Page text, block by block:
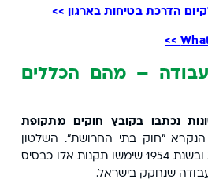
הדרכת בטיחות בארגון >>
– מהם הכללים
נכתבו בקובץ חוקים מתקופת
"חוק בתי החרושת". השלטון
הבריטי אימץ את התקנות ובשנת 1954 שימשו תקנות אלו כבסיס
שנחקק בישראל.